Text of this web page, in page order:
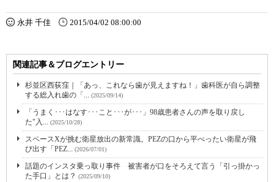
永井 千佳 2015/04/02 08:00:00
関連記事＆ブログエントリー
杉並区西荻窪｜「あっ、これなら歯が見えますね！」歯科医が自ら調整
する総入れ歯の「... (2025/09/14)
「うまく･･･はなす･･･こと･･･が･･･」98歳患者さんの声を取り戻し
た"入... (2025/10/28)
スペースXが挑む衛星放出の新常識。PEZの口から平べったい衛星が飛
び出す「PEZ... (2026/07/01)
話題のインスタ乗っ取り事件 被害者が口をそろえて言う「引っ掛かっ
た手口」とは？ (2025/09/10)